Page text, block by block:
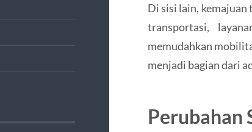
Di sisi lain,
transportasi,
memudahkan
menjadi bagian dari
Perubahan